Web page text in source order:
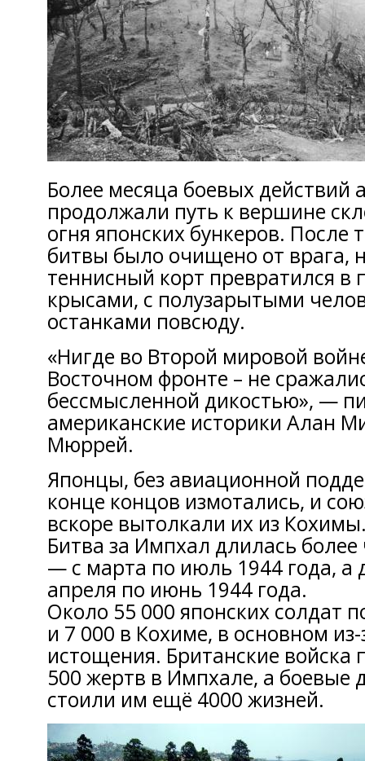
Более месяца боевых действий
продолжали путь к вершине
огня японских бункеров. После
битвы было очищено от врага,
теннисный корт превратился в
крысами, с полузарытыми
останками повсюду.
«Нигде во Второй мировой
Восточном фронте – не
бессмысленной дикостью», —
американские историки Алан
Мюррей.
Японцы, без авиационной
конце концов измотались, и
вскоре вытолкали их из
Битва за Импхал длилась
— с марта по июль 1944 года,
апреля по июнь 1944 года.
Около 55 000 японских солдат
и 7 000 в Кохиме, в основном
истощения. Британские войска
500 жертв в Импхале, а боевые
стоили им ещё 4000 жизней.